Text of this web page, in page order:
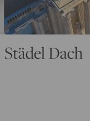
Städel Dach